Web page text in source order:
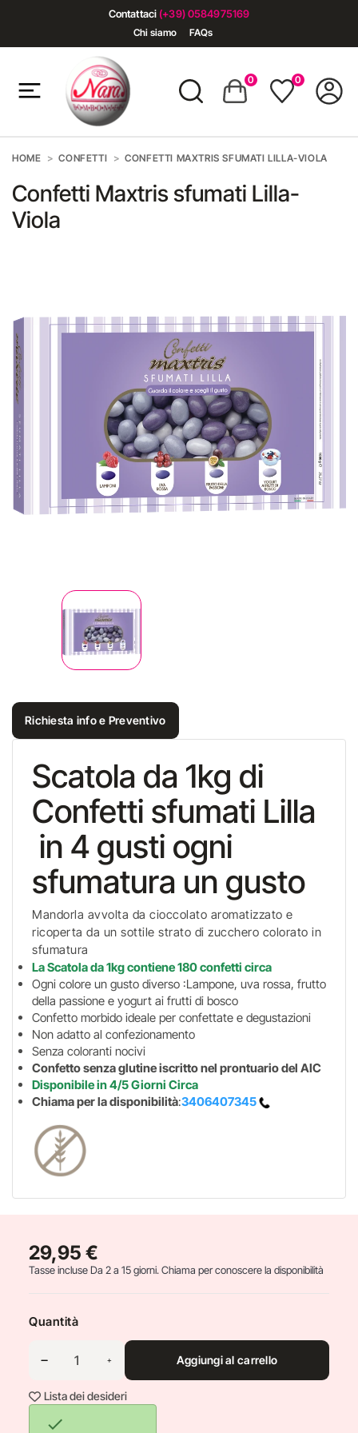
Contattaci (+39) 0584975169
Chi siamo FAQs
0 0
HOME CONFETTI CONFETTI MAXTRIS SFUMATI LILLA-VIOLA
Confetti Maxtris sfumati Lilla-
Viola
Richiesta info e Preventivo
Scatola da 1kg di
Confetti sfumati Lilla
in 4 gusti ogni
sfumatura un gusto
Mandorla avvolta da cioccolato aromatizzato e
ricoperta da un sottile strato di zucchero colorato in
sfumatura
La Scatola da 1kg contiene 180 confetti circa
Ogni colore un gusto diverso :Lampone, uva rossa, frutto
della passione e yogurt ai frutti di bosco
Confetto morbido ideale per confettate e degustazioni
Non adatto al confezionamento
Senza coloranti nocivi
Confetto senza glutine iscritto nel prontuario del AIC
Disponibile in 4/5 Giorni Circa
Chiama per la disponibilità:3406407345
29,95 €
Tasse incluseDa 2 a 15 giorni. Chiama per conoscere la disponibilità
Quantità
Aggiungi al carrello
Lista dei desideri
